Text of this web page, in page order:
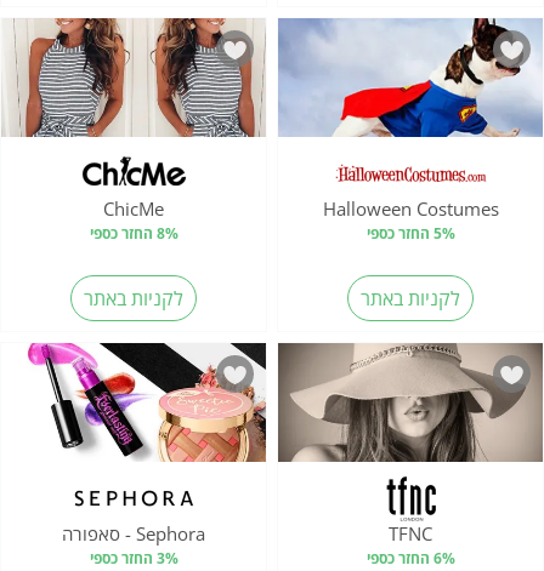
Halloween Costumes
5% החזר כספי
לקניות באתר
ChicMe
8% החזר כספי
לקניות באתר
TFNC
6% החזר כספי
Sephora - סאפורה
3% החזר כספי